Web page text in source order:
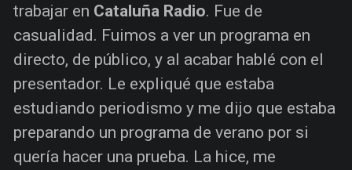
trabajar en Cataluña Radio. Fue de
casualidad. Fuimos a ver un programa en
directo, de público, y al acabar hablé con el
presentador. Le expliqué que estaba
estudiando periodismo y me dijo que estaba
preparando un programa de verano por si
quería hacer una prueba. La hice, me